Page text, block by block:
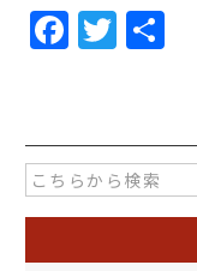
F
a
e
b
o
o
T
w
er